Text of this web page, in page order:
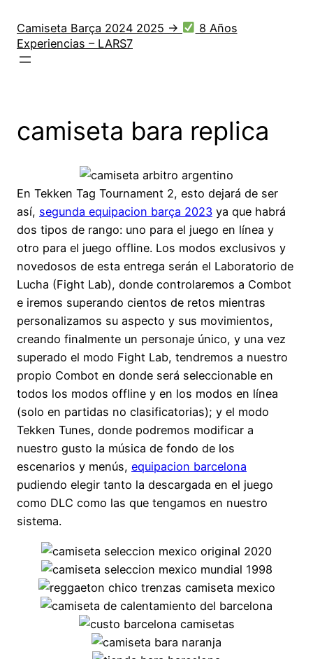
contenido
Camiseta Barça 2024 2025 →
8 Años
Experiencias – LARS7
camiseta bara replica
En Tekken Tag Tournament 2, esto dejará de ser
así, segunda equipacion barça 2023 ya que habrá
dos tipos de rango: uno para el juego en línea y
otro para el juego offline. Los modos exclusivos y
novedosos de esta entrega serán el Laboratorio de
Lucha (Fight Lab), donde controlaremos a Combot
e iremos superando cientos de retos mientras
personalizamos su aspecto y sus movimientos,
creando finalmente un personaje único, y una vez
superado el modo Fight Lab, tendremos a nuestro
propio Combot en donde será seleccionable en
todos los modos offline y en los modos en línea
(solo en partidas no clasificatorias); y el modo
Tekken Tunes, donde podremos modificar a
nuestro gusto la música de fondo de los
escenarios y menús, equipacion barcelona
pudiendo elegir tanto la descargada en el juego
como DLC como las que tengamos en nuestro
sistema.